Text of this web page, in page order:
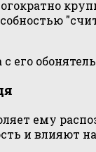
с его
ему
и влияют